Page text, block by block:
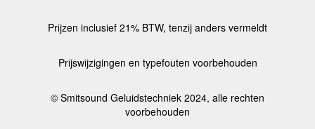
Prijzen inclusief 21% BTW, tenzij anders vermeldt
Prijswijzigingen en typefouten voorbehouden
© Smitsound Geluidstechniek 2024, alle rechten
voorbehouden